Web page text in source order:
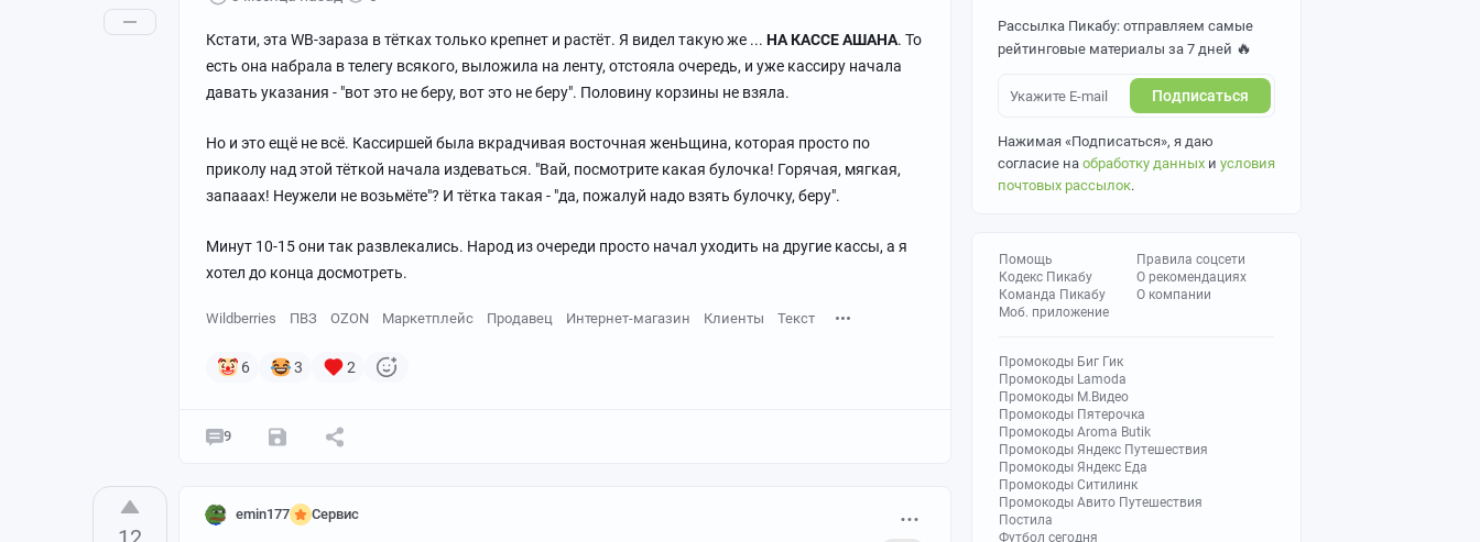
Рассылка Пикабу: отправляем самые
рейтинговые материалы за 7 дней 🔥
Подписаться
Нажимая «Подписаться», я даю
согласие на обработку данных и условия
почтовых рассылок.
Помощь
Кодекс Пикабу
Команда Пикабу
Моб. приложение
Правила соцсети
О рекомендациях
О компании
Промокоды Биг Гик
Промокоды Lamoda
Промокоды М.Видео
Промокоды Пятерочка
Промокоды Aroma Butik
Промокоды Яндекс Путешествия
Промокоды Яндекс Еда
Промокоды Ситилинк
Промокоды Авито Путешествия
Постила
Футбол сегодня
Кстати, эта WB-зараза в тётках только крепнет и растёт. Я видел такую же ... НА КАССЕ АШАНА. То
есть она набрала в телегу всякого, выложила на ленту, отстояла очередь, и уже кассиру начала
давать указания - "вот это не беру, вот это не беру". Половину корзины не взяла.
Но и это ещё не всё. Кассиршей была вкрадчивая восточная женЬщина, которая просто по
приколу над этой тёткой начала издеваться. "Вай, посмотрите какая булочка! Горячая, мягкая,
запааах! Неужели не возьмёте"? И тётка такая - "да, пожалуй надо взять булочку, беру".
Минут 10-15 они так развлекались. Народ из очереди просто начал уходить на другие кассы, а я
хотел до конца досмотреть.
Wildberries ПВЗ OZON Маркетплейс Продавец Интернет-магазин Клиенты Текст
6 3 2
9
emin177 Сервис